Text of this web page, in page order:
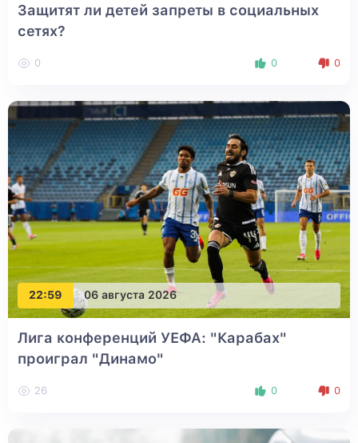
Защитят ли детей запреты в социальных
сетях?
0 0 0
22:59 06 августа 2026
Лига конференций УЕФА: "Карабах"
проиграл "Динамо"
26 0 0